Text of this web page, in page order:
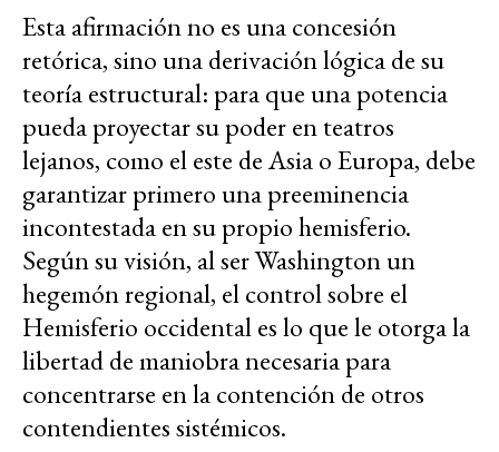
Esta afirmación no es una concesión
retórica, sino una derivación lógica de su
teoría estructural: para que una potencia
pueda proyectar su poder en teatros
lejanos, como el este de Asia o Europa, debe
garantizar primero una preeminencia
incontestada en su propio hemisferio.
Según su visión, al ser Washington un
hegemón regional, el control sobre el
Hemisferio occidental es lo que le otorga la
libertad de maniobra necesaria para
concentrarse en la contención de otros
contendientes sistémicos.